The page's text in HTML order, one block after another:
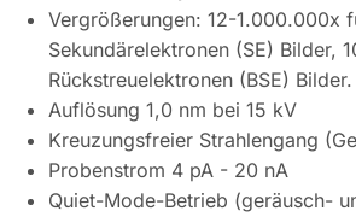
Vergrößerungen: 12-1.000.000x
Sekundärelektronen (SE) Bilder,
Rückstreuelektronen (BSE) Bilder.
Auflösung 1,0 nm bei 15 kV
Kreuzungsfreier Strahlengang
Probenstrom 4 pA - 20 nA
Quiet-Mode-Betrieb (geräusch-